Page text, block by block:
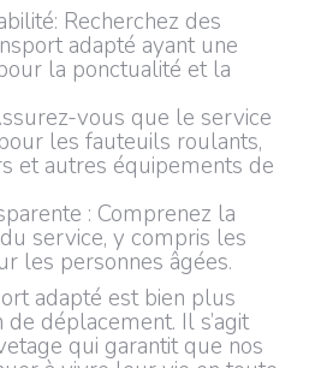
Recherchez des
adapté ayant une
la ponctualité et la
vous que le service
les fauteuils roulants,
et autres équipements de
: Comprenez la
service, y compris les
les personnes âgées.
adapté est bien plus
déplacement. Il s’agit
qui garantit que nos